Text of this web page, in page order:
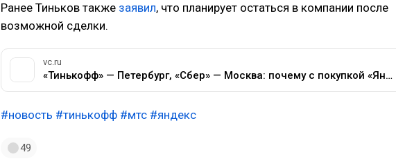
Ранее Тиньков также заявил, что планирует остаться в компании после
возможной сделки.
vc.ru
«Тинькофф» — Петербург, «Сбер» — Москва: почему с покупкой «Яндексом» банка может обостриться противостояние двух бирж — Финансы на vc.ru
#новость #тинькофф #мтс #яндекс
49